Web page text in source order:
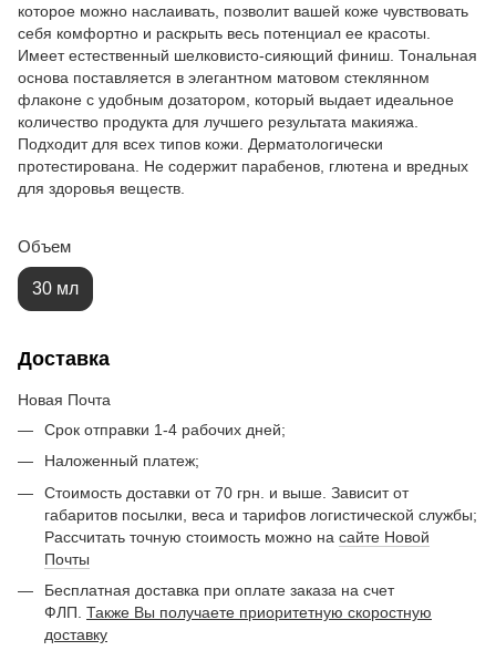
которое можно наслаивать, позволит вашей коже чувствовать
себя комфортно и раскрыть весь потенциал ее красоты.
Имеет естественный шелковисто-сияющий финиш. Тональная
основа поставляется в элегантном матовом стеклянном
флаконе с удобным дозатором, который выдает идеальное
количество продукта для лучшего результата макияжа.
Подходит для всех типов кожи. Дерматологически
протестирована. Не содержит парабенов, глютена и вредных
для здоровья веществ.
Объем
30 мл
Доставка
Новая Почта
Срок отправки 1-4 рабочих дней;
Наложенный платеж;
Стоимость доставки от 70 грн. и выше. Зависит от
габаритов посылки, веса и тарифов логистической службы;
Рассчитать точную стоимость можно на сайте Новой
Почты
Бесплатная доставка при оплате заказа на счет
ФЛП. Также Вы получаете приоритетную скоростную
доставку